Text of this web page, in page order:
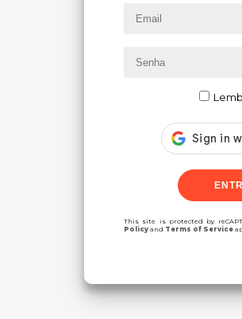
This site is protected by
Policy and Terms of Service
Para finalizar o cadastro e